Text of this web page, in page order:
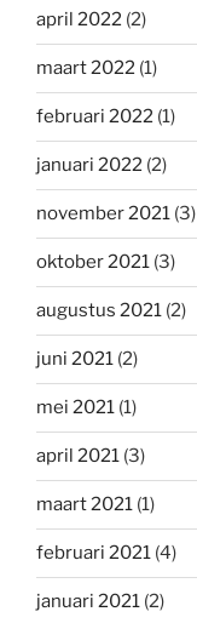
april 2022 (2)
maart 2022 (1)
februari 2022 (1)
januari 2022 (2)
november 2021 (3)
oktober 2021 (3)
augustus 2021 (2)
juni 2021 (2)
mei 2021 (1)
april 2021 (3)
maart 2021 (1)
februari 2021 (4)
januari 2021 (2)